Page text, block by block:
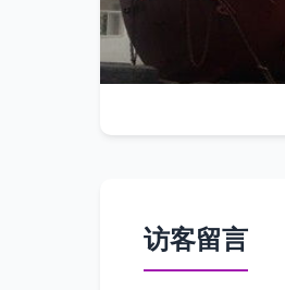
访客留言